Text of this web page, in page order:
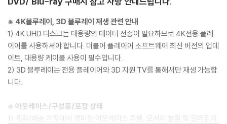
※ 4K블루레이, 3D 블루레이 재생 관련 안내
1) 4K UHD 디스크는 대용량의 데이터 전송이 필요하므로 4K전용 플레
이어를 사용하셔야 합니다. 더불어 플레이어 소프트웨어 최신 버전의 업데
이트, 대용량 케이블 사용이 필수입니다.
2) 3D 블루레이는 전용 플레이어와 3D 지원 TV를 통해서만 재생 가능합
니다.
※ 아웃케이스/구성품/포장 상태
1) 제작/배송 과정에서 경미한 아웃케이스 주름, 모서리 눌림 및 갈라짐이